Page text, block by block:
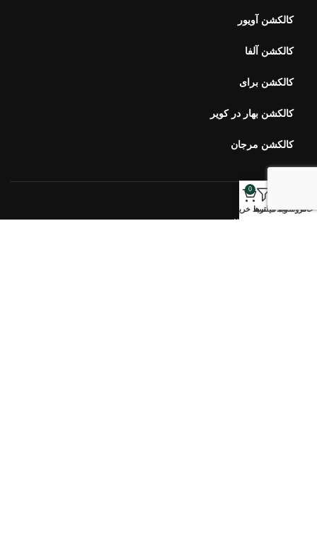
کالکشن آلفا
کالکشن برای
کالکشن بهار در کویر
کالکشن مرجان
خبرنامه اورس
خانهفروشگاهوبلاگفیلترها
0
سبد خرید